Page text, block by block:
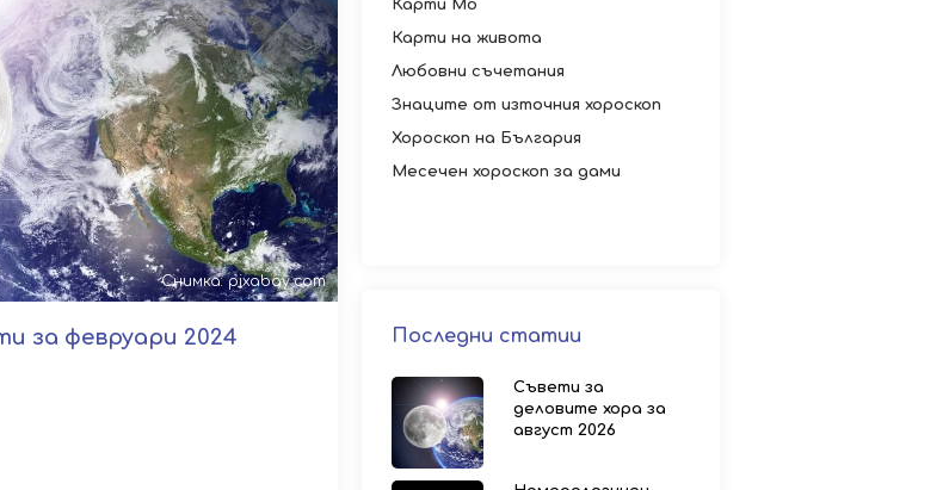
Снимка: pixabay.com
за февруари 2024
Карти Мо
Карти на живота
Любовни съчетания
Знаците от източния хороскоп
Хороскоп на България
Месечен хороскоп за дами
Последни статии
Съвети за
деловите хора за
август 2026